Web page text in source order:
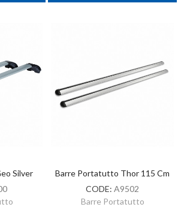
Silver
Barre Portatutto Thor 115 Cm
CODE: A9502
Barre Portatutto